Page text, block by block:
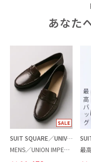
あなた
SUIT SQUARE／UNIVERSAL LANGUAGE
MENS／UNION IMPERIAL監修／コインローファー